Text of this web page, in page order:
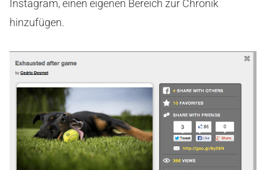
Instagram, einen eigenen Bereich zur Chronik
hinzufügen.